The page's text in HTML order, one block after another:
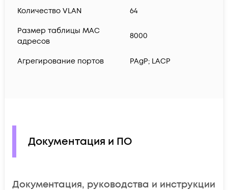
Количество VLAN
64
Размер таблицы MAC
адресов
8000
Агрегирование портов PAgP; LACP
Документация и ПО
Документация, руководства и инструкции